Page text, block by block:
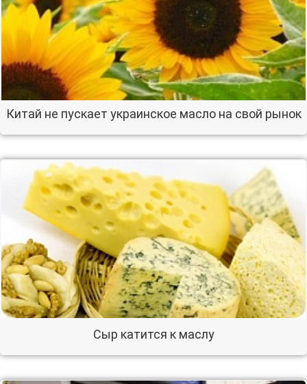
Китай не пускает украинское масло на свой рынок
Сыр катится к маслу